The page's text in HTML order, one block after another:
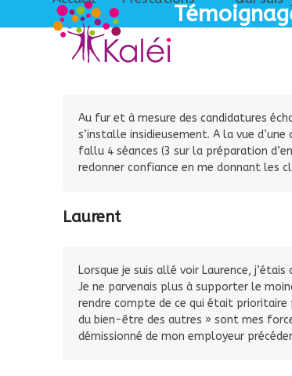
Au fur et à mesure des candidatures
s’installe insidieusement. A la vue
fallu 4 séances (3 sur la préparation
redonner confiance en me donnant les
Laurent
Lorsque je suis allé voir Laurence,
Je ne parvenais plus à supporter le
rendre compte de ce qui était prioritaire
du bien-être des autres » sont mes
démissionné de mon employeur